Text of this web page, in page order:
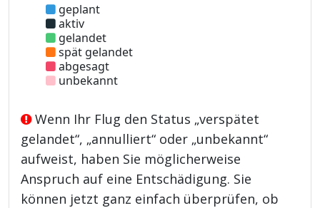
geplant
aktiv
gelandet
spät gelandet
abgesagt
unbekannt
Wenn Ihr Flug den Status „verspätet
gelandet“, „annulliert“ oder „unbekannt“
aufweist, haben Sie möglicherweise
Anspruch auf eine Entschädigung. Sie
können jetzt ganz einfach überprüfen, ob